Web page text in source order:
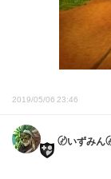
2019/05/06 23:46
〄いずみん